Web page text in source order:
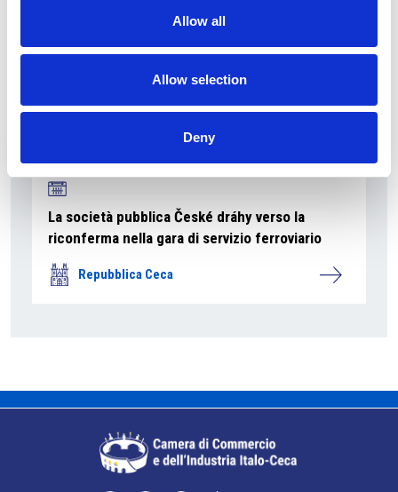
Allow all
Allow selection
Deny
La società pubblica České dráhy verso la
riconferma nella gara di servizio ferroviario
Repubblica Ceca